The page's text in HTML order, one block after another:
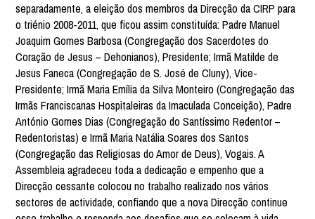
separadamente, a eleição dos membros da Direcção da CIRP para
o triénio 2008-2011, que ficou assim constituída: Padre Manuel
Joaquim Gomes Barbosa (Congregação dos Sacerdotes do
Coração de Jesus – Dehonianos), Presidente; Irmã Matilde de
Jesus Faneca (Congregação de S. José de Cluny), Vice-
Presidente; Irmã Maria Emília da Silva Monteiro (Congregação das
Irmãs Franciscanas Hospitaleiras da Imaculada Conceição), Padre
António Gomes Dias (Congregação do Santíssimo Redentor –
Redentoristas) e Irmã Maria Natália Soares dos Santos
(Congregação das Religiosas do Amor de Deus), Vogais. A
Assembleia agradeceu toda a dedicação e empenho que a
Direcção cessante colocou no trabalho realizado nos vários
sectores de actividade, confiando que a nova Direcção continue